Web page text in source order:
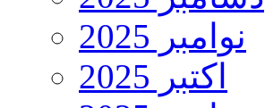
نوامبر 2025
اکتبر 2025